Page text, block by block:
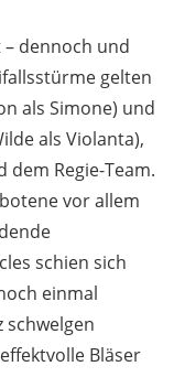
dennoch und
gelten
als Simone) und
als Violanta),
Regie-Team.
vor allem
schien sich
einmal
schwelgen
Bläser